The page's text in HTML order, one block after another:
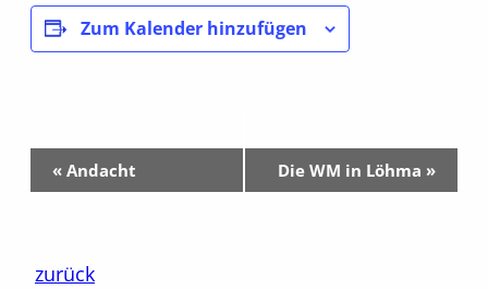
Zum Kalender hinzufügen
Veranstaltung-
Navigation
« Andacht Die WM in Löhma »
zurück